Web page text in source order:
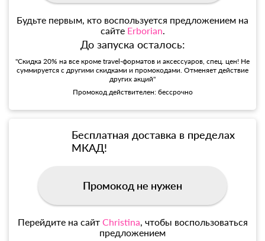
Будьте первым, кто воспользуется предложением на
сайте Erborian
До запуска осталось:
"Скидка 20% на все кроме travel-форматов и аксессуаров, спец. цен! Не
суммируется с другими скидками и промокодами. Отменяет действие
других акций"
Промокод действителен: бессрочно
Бесплатная доставка в пределах
МКАД!
Промокод не нужен
Перейдите на сайт Christina , чтобы воспользоваться
предложением